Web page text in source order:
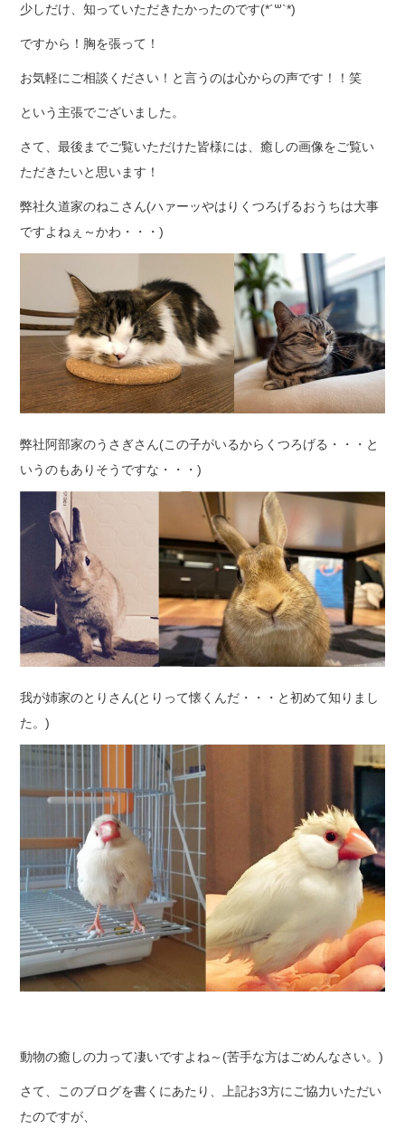
少しだけ、知っていただきたかったのです(*´꒳`*)
ですから！胸を張って！
お気軽にご相談ください！と言うのは心からの声です！！笑
という主張でございました。
さて、最後までご覧いただけた皆様には、癒しの画像をご覧い
ただきたいと思います！
弊社久道家のねこさん(ハァーッやはりくつろげるおうちは大事
ですよねぇ～かわ・・・)
弊社阿部家のうさぎさん(この子がいるからくつろげる・・・と
いうのもありそうですな・・・)
我が姉家のとりさん(とりって懐くんだ・・・と初めて知りまし
た。)
動物の癒しの力って凄いですよね～(苦手な方はごめんなさい。)
さて、このブログを書くにあたり、上記お3方にご協力いただい
たのですが、